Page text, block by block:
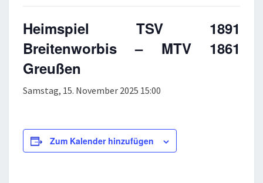
Heimspiel TSV 1891
Breitenworbis – MTV 1861
Greußen
Samstag, 15. November 2025 15:00
Zum Kalender hinzufügen